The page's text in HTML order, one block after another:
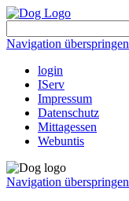
Navigation überspringen
login
IServ
Impressum
Datenschutz
Mittagessen
Webuntis
Navigation überspringen